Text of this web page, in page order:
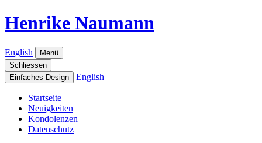
Henrike Naumann
English
Menü
Schliessen
Einfaches Design
English
Startseite
Neuigkeiten
Kondolenzen
Datenschutz